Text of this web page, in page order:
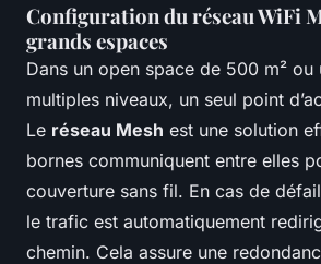
Configuration du réseau WiFi
grands espaces
Dans un open space de 500 m² ou
multiples niveaux, un seul point
Le réseau Mesh est une solution
bornes communiquent entre elles
couverture sans fil. En cas de
le trafic est automatiquement
chemin. Cela assure une